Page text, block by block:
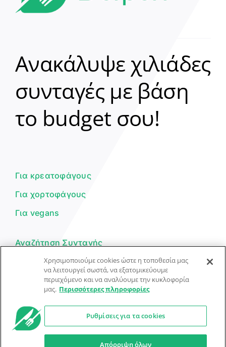
Ανακάλυψε χιλιάδες
συνταγές με βάση
το budget σου!
Για κρεατοφάγους
Για χορτοφάγους
Για vegans
Αναζήτηση Συνταγής
Υποβολή Συνταγής
Φόρμα Επικοινωνίας
© Dorpon • Μηχανή αναζήτησης για …καλοφαγάδες!
Ο βοηθός μπορεί να κάνει λάθη — ελέγξτε τις συνταγές.
Χρησιμοποιούμε cookies ώστε η τοποθεσία μας
να λειτουργεί σωστά, να εξατομικεύουμε
περιεχόμενο και να αναλύουμε την κυκλοφορία
μας. Περισσότερες πληροφορίες
Ρυθμίσεις για τα cookies
Απόρριψη όλων